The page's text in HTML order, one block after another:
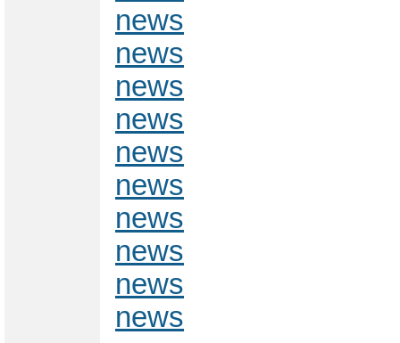
news
news
news
news
news
news
news
news
news
news